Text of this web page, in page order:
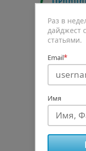
Раз в
дайджест
статьями.
Email*
Имя